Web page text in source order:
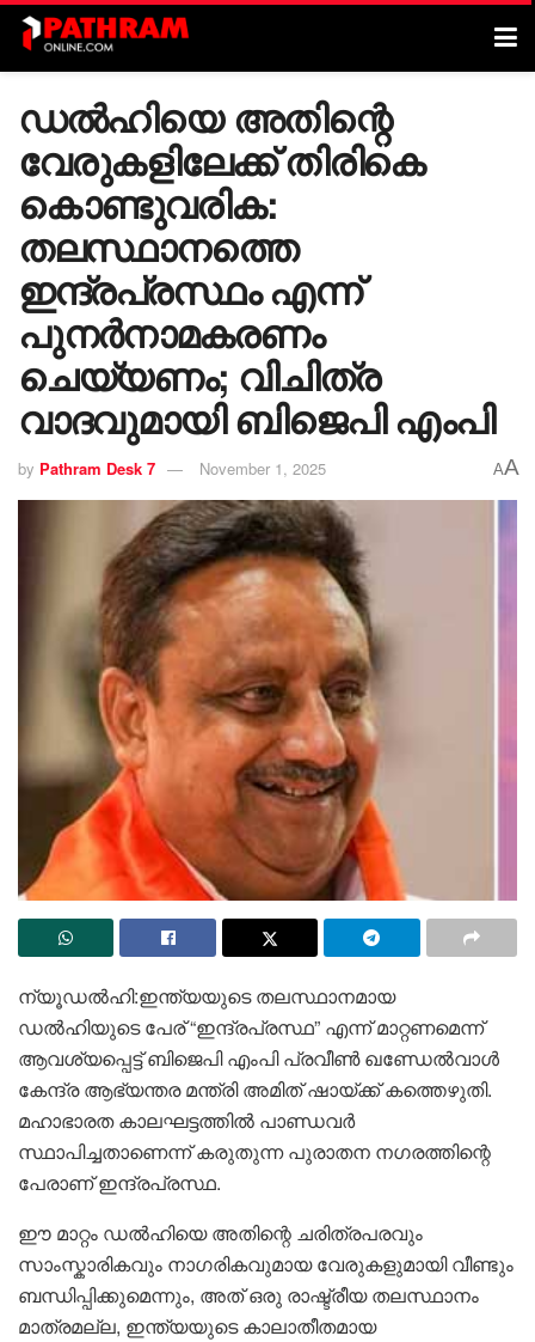
ഡൽഹിയെ അതിന്റെ
വേരുകളിലേക്ക് തിരികെ
കൊണ്ടുവരിക:
തലസ്ഥാനത്തെ
ഇന്ദ്രപ്രസ്ഥം എന്ന്
പുനർനാമകരണം
ചെയ്യണം; വിചിത്ര
വാദവുമായി ബിജെപി എംപി
by Pathram Desk 7 November 1, 2025 AA
ന്യൂഡൽഹി:ഇന്ത്യയുടെ തലസ്ഥാനമായ
ഡൽഹിയുടെ പേര് “ഇന്ദ്രപ്രസ്ഥ” എന്ന് മാറ്റണമെന്ന്
ആവശ്യപ്പെട്ട് ബിജെപി എംപി പ്രവീൺ ഖണ്ഡേൽവാൾ
കേന്ദ്ര ആഭ്യന്തര മന്ത്രി അമിത് ഷായ്ക്ക് കത്തെഴുതി.
മഹാഭാരത കാലഘട്ടത്തിൽ പാണ്ഡവർ
സ്ഥാപിച്ചതാണെന്ന് കരുതുന്ന പുരാതന നഗരത്തിന്റെ
പേരാണ് ഇന്ദ്രപ്രസ്ഥ.
ഈ മാറ്റം ഡൽഹിയെ അതിന്റെ ചരിത്രപരവും
സാംസ്കാരികവും നാഗരികവുമായ വേരുകളുമായി വീണ്ടും
ബന്ധിപ്പിക്കുമെന്നും, അത് ഒരു രാഷ്ട്രീയ തലസ്ഥാനം
മാത്രമല്ല, ഇന്ത്യയുടെ കാലാതീതമായ